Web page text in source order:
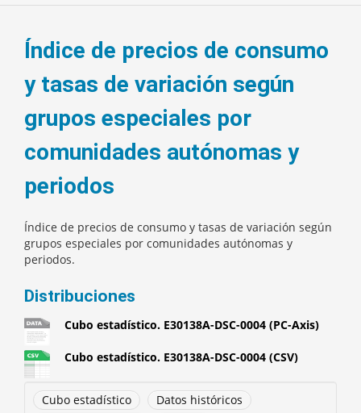
Índice de precios de consumo
y tasas de variación según
grupos especiales por
comunidades autónomas y
periodos
Índice de precios de consumo y tasas de variación según
grupos especiales por comunidades autónomas y
periodos.
Distribuciones
Cubo estadístico. E30138A-DSC-0004 (PC-Axis)
Cubo estadístico. E30138A-DSC-0004 (CSV)
Cubo estadístico
Datos históricos